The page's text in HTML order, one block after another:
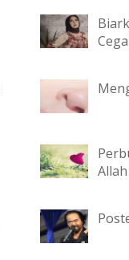
Allah